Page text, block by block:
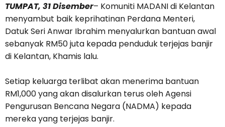
TUMPAT, 31 Disember– Komuniti MADANI di Kelantan
menyambut baik keprihatinan Perdana Menteri,
Datuk Seri Anwar Ibrahim menyalurkan bantuan awal
sebanyak RM50 juta kepada penduduk terjejas banjir
di Kelantan, Khamis lalu.
Setiap keluarga terlibat akan menerima bantuan
RM1,000 yang akan disalurkan terus oleh Agensi
Pengurusan Bencana Negara (NADMA) kepada
mereka yang terjejas banjir.